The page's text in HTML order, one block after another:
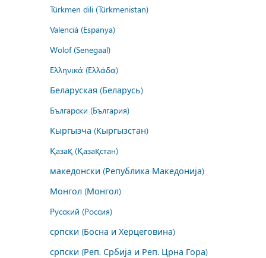
Türkmen dili (Türkmenistan)
Valencià (Espanya)
Wolof (Senegaal)
Ελληνικά (Ελλάδα)
Беларуская (Беларусь)
Български (България)
Кыргызча (Кыргызстан)
Қазақ (Қазақстан)
македонски (Република Македонија)
Монгол (Монгол)
Русский (Россия)
српски (Босна и Херцеговина)
српски (Реп. Србија и Реп. Црна Гора)